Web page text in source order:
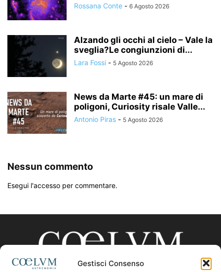
Gestisci Consenso
Rossana Conte - 6 Agosto 2026
Alzando gli occhi al cielo – Vale la
sveglia?Le congiunzioni di...
Lara Fossi - 5 Agosto 2026
News da Marte #45: un mare di
poligoni, Curiosity risale Valle...
Antonio Piras - 5 Agosto 2026
Nessun commento
Esegui l'accesso per commentare.